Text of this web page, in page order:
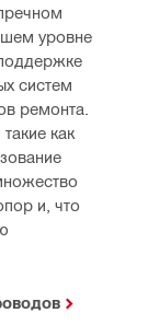
уровне
систем
ремонта.
как
и, что